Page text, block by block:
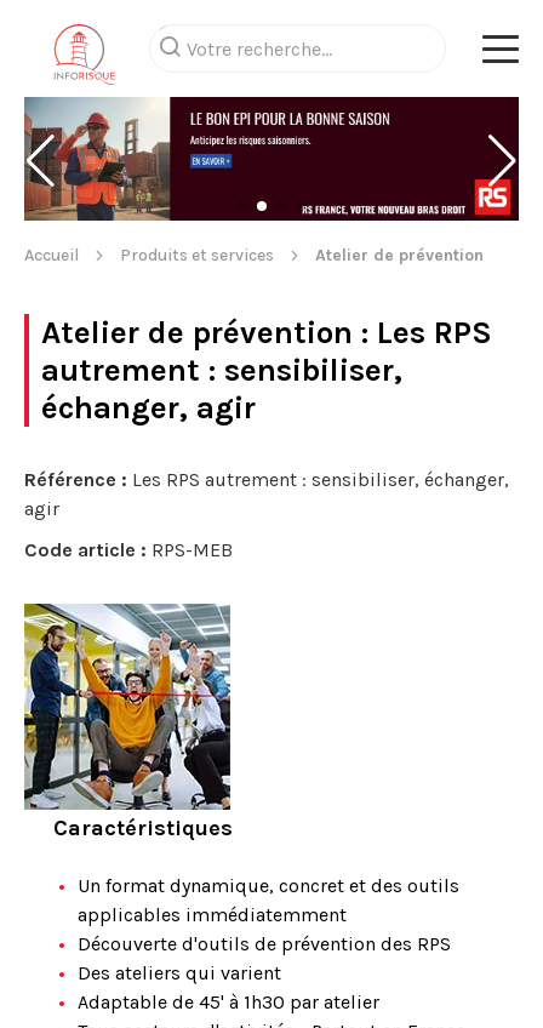
Accueil Produits et services Atelier de prévention
Atelier de prévention : Les RPS
autrement : sensibiliser,
échanger, agir
Référence : Les RPS autrement : sensibiliser, échanger,
agir
Code article : RPS-MEB
Caractéristiques
Un format dynamique, concret et des outils
applicables immédiatemment
Découverte d'outils de prévention des RPS
Des ateliers qui varient
Adaptable de 45' à 1h30 par atelier